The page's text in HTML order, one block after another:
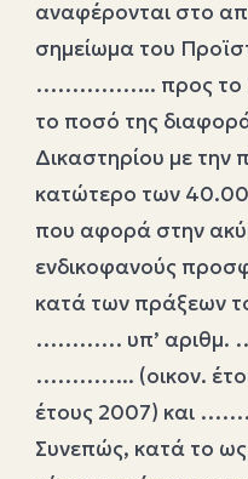
αναφέρονται στο
σημείωμα του
…………….. προς το
το ποσό της
Δικαστηρίου με την
κατώτερο των
που αφορά στην
ενδικοφανούς
κατά των πράξεων
………… υπ’ αριθμ.
………….. (οικον.
έτους 2007) και
Συνεπώς, κατά το